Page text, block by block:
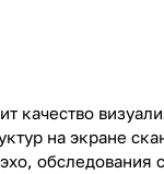
качество
на экране
обследования